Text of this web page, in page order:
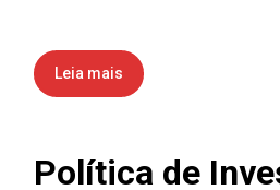
Leia mais
Política de